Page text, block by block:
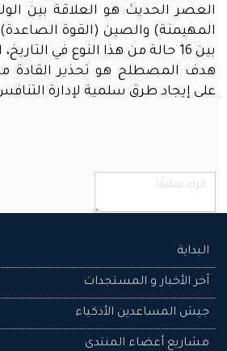
للجميع:
امتلك
نسختك
الخاصة
في
المكتب
منتدى
الذكاء
الاصطناعي
محرك
بحث
ذكي
تسجيل
الدخول
العصر الحديث هو العلاقة بين
المهيمنة) والصين (القوة
هدف المصطلح هو تحذير القادة
على إيجاد طرق سلمية لإدارة
البداية
آخر الأخبار و المستجدات
جيش المساعدين اﻷذكياء
مشاريع أعضاء المنتدى